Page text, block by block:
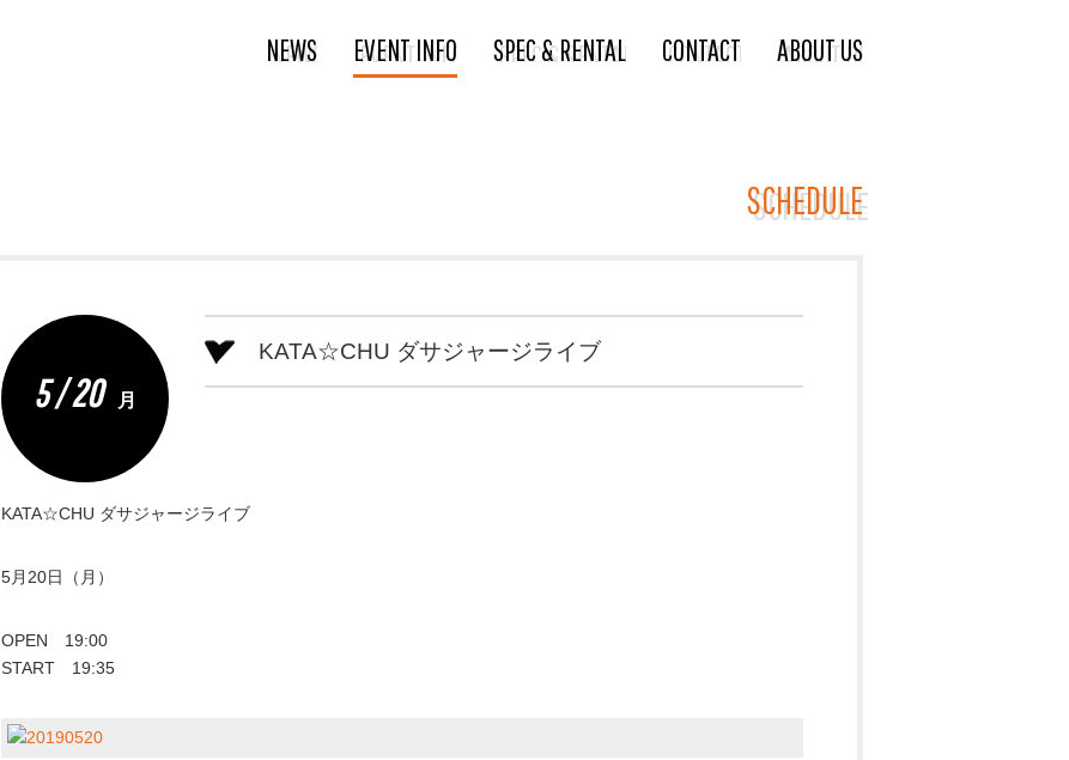
NEWS EVENT INFO SPEC & RENTAL CONTACT ABOUT US
SCHEDULE
5 / 20 月
KATA☆CHU ダサジャージライブ
KATA☆CHU ダサジャージライブ
5月20日（月）
OPEN 19:00
START 19:35